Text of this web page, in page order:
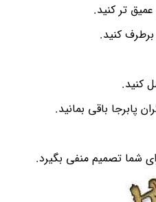
عمیق تر کنید.
کنید.
کنید.
پابرجا باقی بمانید.
شما تصمیم منفی بگیرد.